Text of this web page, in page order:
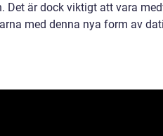
Det är dock viktigt att vara
med denna nya form av